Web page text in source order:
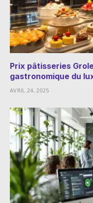
Prix pâtisseries
gastronomique du
AVRIL 24, 2025